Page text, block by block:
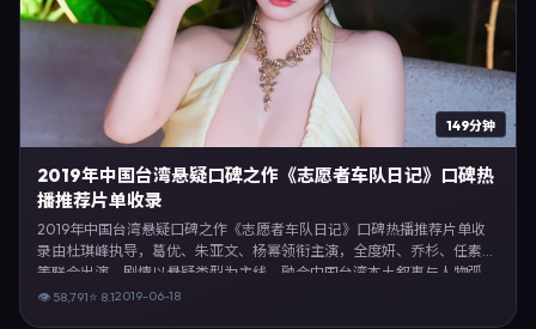
149分钟
2019年中国台湾悬疑口碑之作《志愿者车队日记》口碑热
播推荐片单收录
2019年中国台湾悬疑口碑之作《志愿者车队日记》口碑热播推荐片单收
录由杜琪峰执导，葛优、朱亚文、杨幂领衔主演，全度妍、乔杉、任素汐
等联合出演。剧情以悬疑类型为主线，融合中国台湾本土叙事与人物弧
光，适合检索「悬疑电影 中国台湾 杜琪峰 葛优」等关键词的观众。2019
👁 58,791⭐ 8.12019-06-18